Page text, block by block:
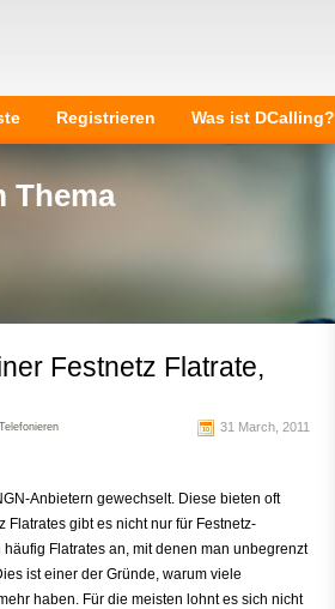
Registrieren Was ist DCalling?
Thema
Festnetz Flatrate,
Telefonieren 31 March, 2011
Anbietern gewechselt. Diese bieten oft
Flatrates gibt es nicht nur für Festnetz-
Flatrates an, mit denen man unbegrenzt
ist einer der Gründe, warum viele
haben. Für die meisten lohnt es sich nicht